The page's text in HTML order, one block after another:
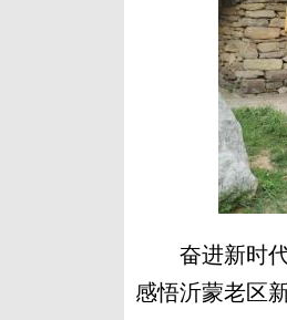
奋进新时代
感悟沂蒙老区